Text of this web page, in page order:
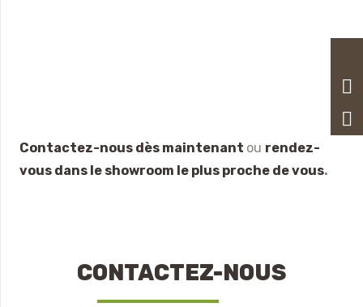
Contactez-nous dès maintenant ou rendez-
vous dans le showroom le plus proche de vous.
CONTACTEZ-NOUS